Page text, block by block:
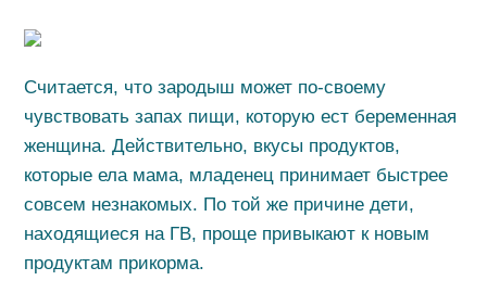
Считается, что зародыш может по-своему
чувствовать запах пищи, которую ест беременная
женщина. Действительно, вкусы продуктов,
которые ела мама, младенец принимает быстрее
совсем незнакомых. По той же причине дети,
находящиеся на ГВ, проще привыкают к новым
продуктам прикорма.